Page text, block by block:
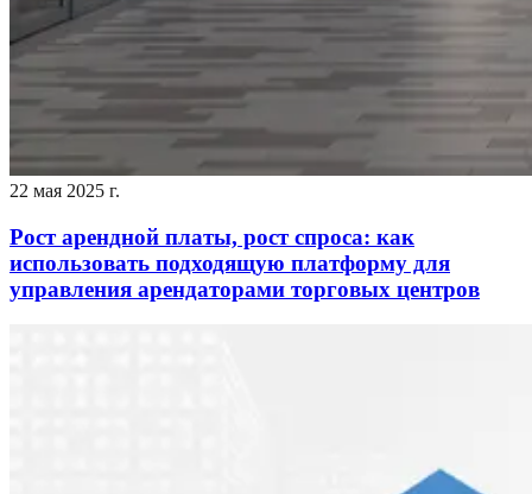
22 мая 2025 г.
Рост арендной платы, рост спроса: как
использовать подходящую платформу для
управления арендаторами торговых центров